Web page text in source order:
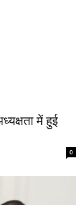
में हुई
0